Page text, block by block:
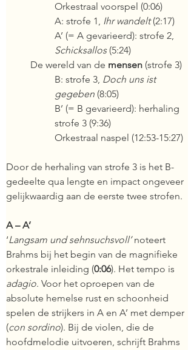
Orkestraal voorspel (0:06)
A: strofe 1, Ihr wandelt (2:17)
A’ (= A gevarieerd): strofe 2,
Schicksallos (5:24)
De wereld van de mensen (strofe 3)
B: strofe 3, Doch uns ist
gegeben (8:05)
B’ (= B gevarieerd): herhaling
strofe 3 (9:36)
Orkestraal naspel (12:53-15:27)
Door de herhaling van strofe 3 is het B-
gedeelte qua lengte en impact ongeveer
gelijkwaardig aan de eerste twee strofen.
A – A’
‘Langsam und sehnsuchsvoll’ noteert
Brahms bij het begin van de magnifieke
orkestrale inleiding (0:06). Het tempo is
adagio. Voor het oproepen van de
absolute hemelse rust en schoonheid
spelen de strijkers in A en A’ met demper
(con sordino). Bij de violen, die de
hoofdmelodie uitvoeren, schrijft Brahms